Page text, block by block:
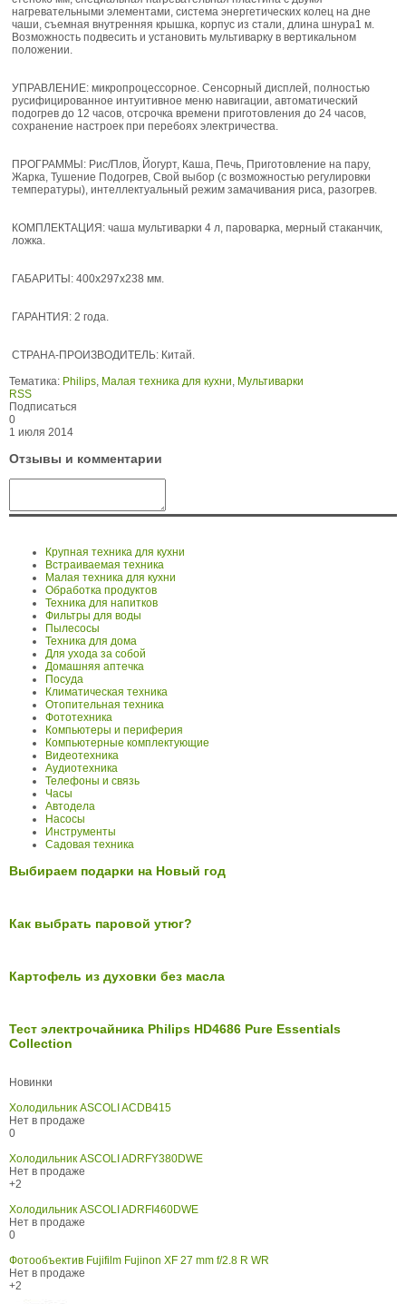
нагревательными элементами, система энергетических колец на дне
чаши, съемная внутренняя крышка, корпус из стали, длина шнура1 м.
Возможность подвесить и установить мультиварку в вертикальном
положении.
УПРАВЛЕНИЕ: микропроцессорное. Сенсорный дисплей, полностью
русифицированное интуитивное меню навигации, автоматический
подогрев до 12 часов, отсрочка времени приготовления до 24 часов,
сохранение настроек при перебоях электричества.
ПРОГРАММЫ: Рис/Плов, Йогурт, Каша, Печь, Приготовление на пару,
Жарка, Тушение Подогрев, Свой выбор (с возможностью регулировки
температуры), интеллектуальный режим замачивания риса, разогрев.
КОМПЛЕКТАЦИЯ: чаша мультиварки 4 л, пароварка, мерный стаканчик,
ложка.
ГАБАРИТЫ: 400х297х238 мм.
ГАРАНТИЯ: 2 года.
СТРАНА-ПРОИЗВОДИТЕЛЬ: Китай.
Тематика: Philips Малая техника для кухни Мультиварки
RSS
Подписаться
0
1 июля 2014
Отзывы и комментарии
Крупная техника для кухни
Встраиваемая техника
Малая техника для кухни
Обработка продуктов
Техника для напитков
Фильтры для воды
Пылесосы
Техника для дома
Для ухода за собой
Домашняя аптечка
Посуда
Климатическая техника
Отопительная техника
Фототехника
Компьютеры и периферия
Компьютерные комплектующие
Видеотехника
Аудиотехника
Телефоны и связь
Часы
Автодела
Насосы
Инструменты
Садовая техника
Выбираем подарки на Новый год
Как выбрать паровой утюг?
Картофель из духовки без масла
Тест электрочайника Philips HD4686 Pure Essentials
Collection
Новинки
Холодильник ASCOLI ACDB415
Нет в продаже
0
Холодильник ASCOLI ADRFY380DWE
Нет в продаже
+2
Холодильник ASCOLI ADRFI460DWE
Нет в продаже
0
Фотообъектив Fujifilm Fujinon XF 27 mm f/2.8 R WR
Нет в продаже
+2